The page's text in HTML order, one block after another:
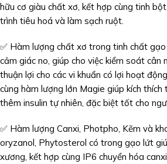
hữu cơ giàu chất xơ, kết hợp cùng tinh
trình tiêu hoá và làm sạch ruột.
✅ Hàm lượng chất xơ trong tinh chất
cảm giác no, giúp cho việc kiểm soát cân
thuận lợi cho các vi khuẩn có lợi hoạt
cùng hàm lượng lớn Magie giúp kích
thêm insulin tự nhiên, đặc biệt tốt cho
✅ Hàm lượng Canxi, Photpho, Kẽm và
oryzanol, Phytosterol có trong gạo lứt
xương, kết hợp cùng IP6 chuyển hóa